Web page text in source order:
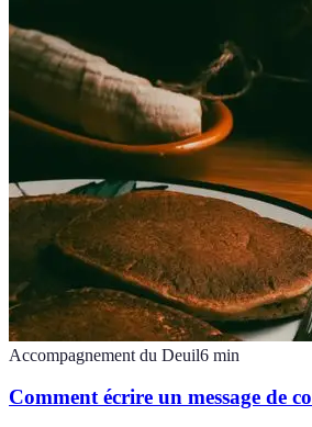
Accompagnement du Deuil6 min
Comment écrire un message de